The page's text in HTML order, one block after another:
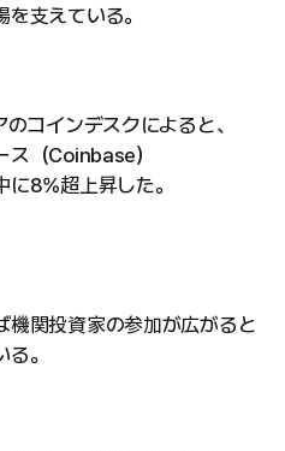
支えている。
コインデスクによると、
ス（Coinbase）
8%超上昇した。
機関投資家の参加が広がると
。